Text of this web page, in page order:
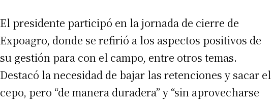
El presidente participó en la jornada de cierre de
Expoagro, donde se refirió a los aspectos positivos de
su gestión para con el campo, entre otros temas.
Destacó la necesidad de bajar las retenciones y sacar el
cepo, pero “de manera duradera” y “sin aprovecharse